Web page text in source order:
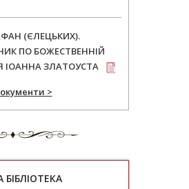
(ЄЛЕЦЬКИХ).
ПО БОЖЕСТВЕННІЙ
ІОАННА ЗЛАТОУСТА
>